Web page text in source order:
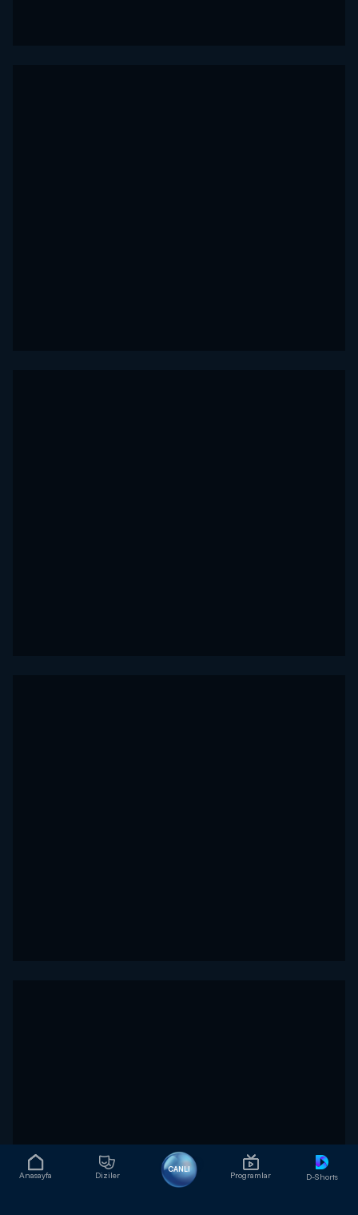
Anasayfa Diziler
CANLI
Programlar D-Shorts